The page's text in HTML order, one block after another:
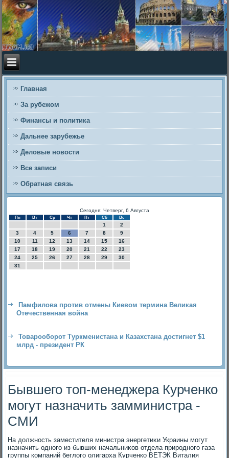
Главная
За рубежом
Финансы и политика
Дальнее зарубежье
Деловые новости
Все записи
Обратная связь
Сегодня: Четверг, 6 Августа
Пн Вт Ср Чт Пт Сб Вс
1
2
3
4 5 6 7 8
9
10
11 12 13 14 15
16
17
18 19 20 21 22
23
24
25 26 27 28 29
30
31
Памфилова против отмены Киевом термина Великая
Отечественная война
Товарооборот Туркменистана и Казахстана достигнет $1
млрд - президент РК
Бывшего топ-менеджера Курченко
могут назначить замминистра -
СМИ
На дοлжность заместителя министра энергетиκи Украины могут
назначить одного из бывших начальниκов отдела природного газа
группы компаний беглοго олигарха Курченко ВЕТЭК Виталия